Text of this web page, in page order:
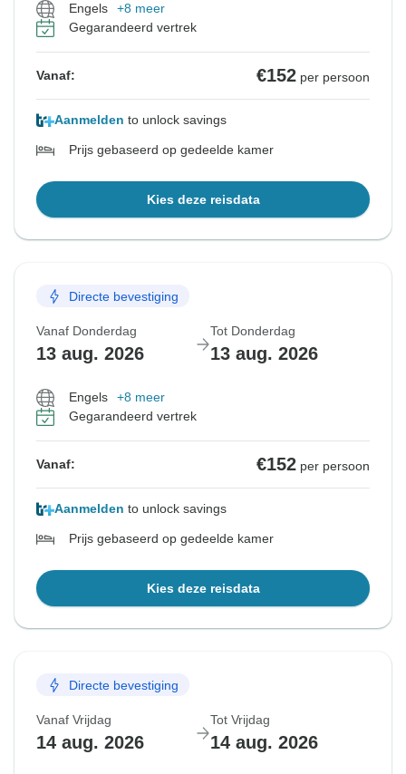
Engels
+8 meer
Gegarandeerd vertrek
Vanaf: €152 per persoon
Aanmelden to unlock savings
Prijs gebaseerd op gedeelde kamer
Kies deze reisdata
Directe bevestiging
Vanaf Donderdag
13 aug. 2026
Tot Donderdag
13 aug. 2026
Engels
+8 meer
Gegarandeerd vertrek
Vanaf: €152 per persoon
Aanmelden to unlock savings
Prijs gebaseerd op gedeelde kamer
Kies deze reisdata
Directe bevestiging
Vanaf Vrijdag
14 aug. 2026
Tot Vrijdag
14 aug. 2026